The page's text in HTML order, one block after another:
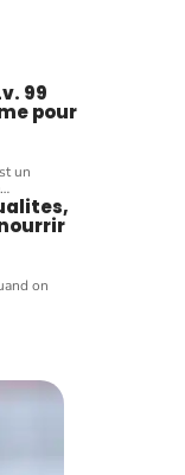
99
pour
un
…
on